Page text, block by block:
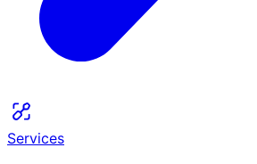
Services